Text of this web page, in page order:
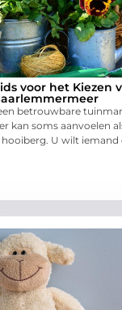
voor het Kiezen
betrouwbare
kan soms aanvoelen
hooiberg. U wilt iemand